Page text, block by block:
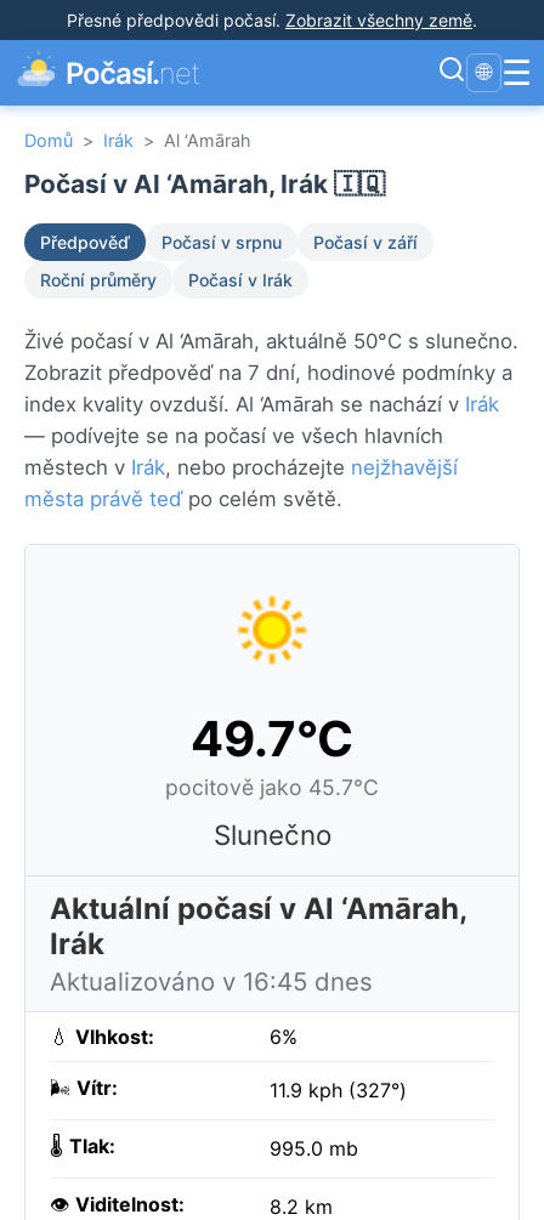
Přesné předpovědi počasí. Zobrazit všechny země.
Počasí.net 🌐 ☰
Domů > Irák > Al ‘Amārah
Počasí v Al ‘Amārah, Irák 🇮🇶
Předpověď Počasí v srpnu
Počasí v září
Roční průměry
Počasí v Irák
Živé počasí v Al ‘Amārah, aktuálně 50°C s slunečno.
Zobrazit předpověď na 7 dní, hodinové podmínky a
index kvality ovzduší. Al ‘Amārah se nachází v Irák
— podívejte se na počasí ve všech hlavních
městech v Irák, nebo procházejte nejžhavější
města právě teďpo celém světě.
49.7°C
pocitově jako 45.7°C
Slunečno
Aktuální počasí v Al ‘Amārah,
Irák
Aktualizováno v 16:45 dnes
💧 Vlhkost: 6%
🌬️ Vítr: 11.9 kph (327°)
🌡️ Tlak: 995.0 mb
👁️ Viditelnost: 8.2 km